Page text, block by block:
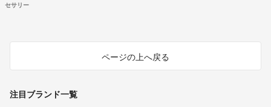
セサリー
ページの上へ戻る
注目ブランド一覧